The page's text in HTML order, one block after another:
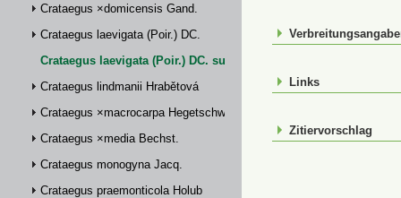
Crataegus ×domicensis Gand.
Crataegus laevigata (Poir.) DC.
Crataegus laevigata (Poir.) DC. subsp. palmstruchii (Lindm.)
Crataegus lindmanii Hrabětová
Crataegus ×macrocarpa Hegetschw.
Crataegus ×media Bechst.
Crataegus monogyna Jacq.
Crataegus praemonticola Holub
Links
Zitiervorschlag